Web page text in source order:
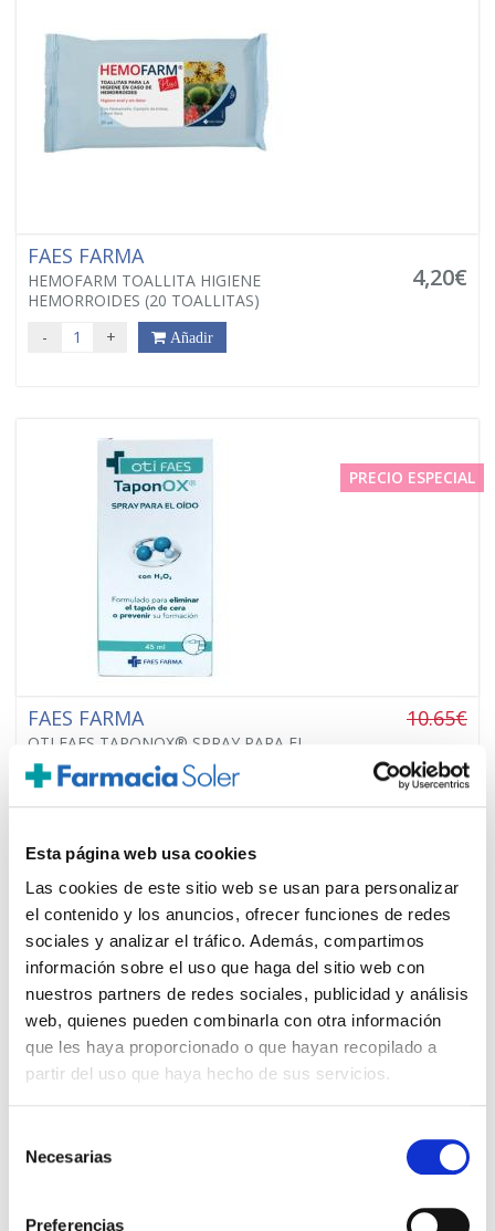
Esta página web usa cookies
Las cookies de este sitio web se usan para personalizar
el contenido y los anuncios, ofrecer funciones de redes
sociales y analizar el tráfico. Además, compartimos
información sobre el uso que haga del sitio web con
nuestros partners de redes sociales, publicidad y análisis
web, quienes pueden combinarla con otra información
que les haya proporcionado o que hayan recopilado a
partir del uso que haya hecho de sus servicios.
Necesarias
Preferencias
FAES FARMA
HEMOFARM TOALLITA HIGIENE
HEMORROIDES (20 TOALLITAS)
4,20€
- + Añadir
PRECIO ESPECIAL
FAES FARMA
OTI FAES TAPONOX® SPRAY PARA EL
OIDO(45ML)
10.65€
8,50€
PRECIO ESPECIAL
FAES FARMA 12.50€